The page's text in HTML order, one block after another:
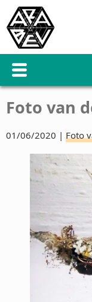
Foto van
01/06/2020 | Foto